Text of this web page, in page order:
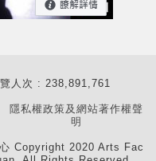
人次 : 238,891,761
隱私權政策及網站著作權聲
明
Copyright 2020 Arts Fac